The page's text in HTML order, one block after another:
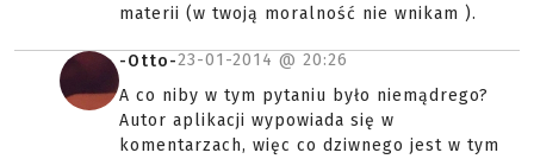
materii (w twoją moralność nie wnikam ).
-Otto-23-01-2014 @ 20:26
A co niby w tym pytaniu było niemądrego?
Autor aplikacji wypowiada się w
komentarzach, więc co dziwnego jest w tym